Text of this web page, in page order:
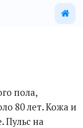
пола,
80 лет. Кожа и
Пульс на